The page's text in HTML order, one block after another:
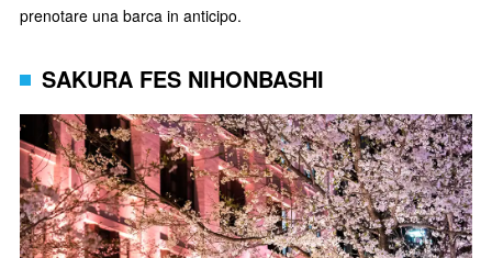
prenotare una barca in anticipo.
SAKURA FES NIHONBASHI